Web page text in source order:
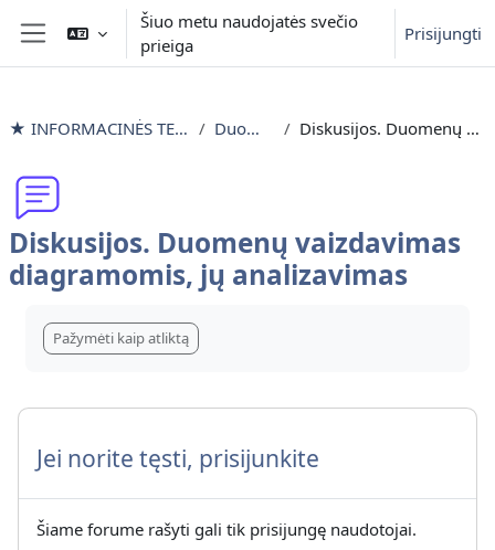
Pereiti į pagrindinį turinį
Šoninis skydelis
Šiuo metu naudojatės svečio
prieiga
Prisijungti
★ INFORMACINĖS TECHNOLOGIJOS išlyginamieji mokymai Duomenų vaizdavimas Diskusijos. Duomenų vaizdavimas diagramomis, jų analizavimas
Diskusijos. Duomenų vaizdavimas
diagramomis, jų analizavimas
Pažymėti kaip atliktą
Jei norite tęsti, prisijunkite
Šiame forume rašyti gali tik prisijungę naudotojai.